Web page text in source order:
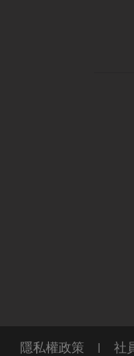
隱私權政策 | 社